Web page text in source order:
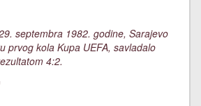
septembra 1982. godine, Sarajevo
prvog kola Kupa UEFA, savladalo
4:2.